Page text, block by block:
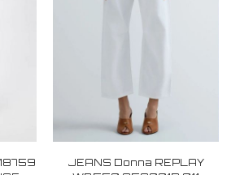
JEANS Donna REPLAY